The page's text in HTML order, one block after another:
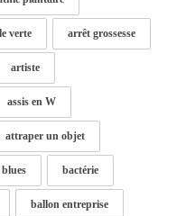
verte arrêt grossesse
artiste
assis en W
attraper un objet
bactérie
ballon entreprise